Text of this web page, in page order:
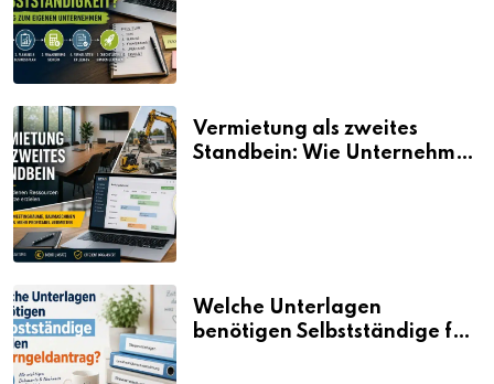
Vermietung als zweites
Standbein: Wie Unternehmen
Welche Unterlagen
benötigen Selbstständige für